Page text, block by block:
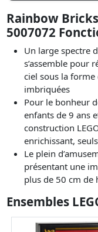
Rainbow
5007072
Un large spectre
s’assemble pour
ciel sous la
imbriquées
Pour le bonheur
enfants de 9 ans
construction
enrichissant,
Le plein
présentant une
plus de 50 cm de
Ensembles